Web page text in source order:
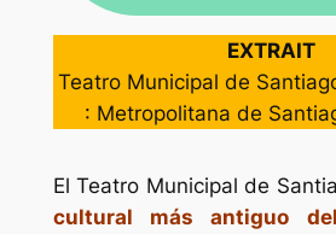
EXTRAIT
Teatro Municipal de
: Metropolitana de
El Teatro Municipal de
cultural más antiguo